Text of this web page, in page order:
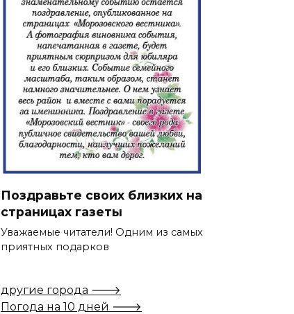
Поздравьте своих близких на
страницах газеты
Уважаемые читатели! Одним из самых
приятных подарков
другие города 🡒
Погода на 10 дней 🡒